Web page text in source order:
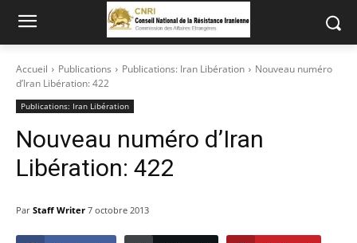
Accueil Publications Publications: Iran Libération
Nouveau numéro
d’Iran Libération: 422
Publications: Iran Libération
Nouveau numéro d’Iran
Libération: 422
Par Staff Writer 7 octobre 2013